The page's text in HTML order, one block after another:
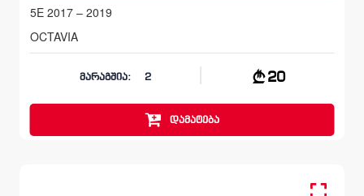
5E 2017 – 2019
OCTAVIA
მარაგშია: 2 20
დამატება